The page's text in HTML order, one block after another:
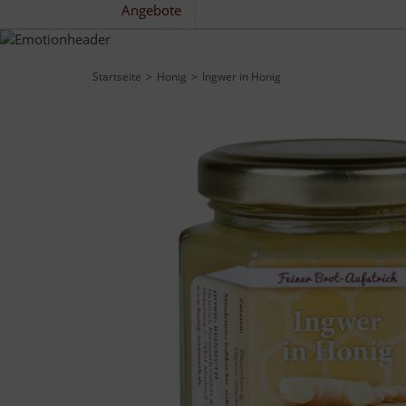
Angebote
Startseite Honig Ingwer in Honig